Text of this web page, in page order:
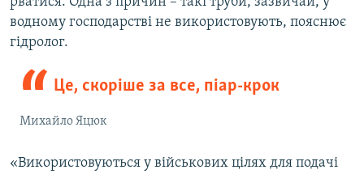
водному господарстві не використовують, пояснює
гідролог.
Це, скоріше за все, піар-крок
Михайло Яцюк
«Використовуються у військових цілях для подачі